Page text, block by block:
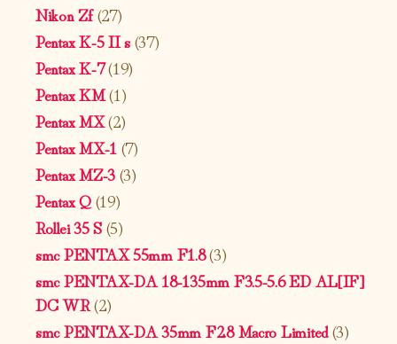
Nikon Zf(27)
Pentax K-5 II s(37)
Pentax K-7(19)
Pentax KM(1)
Pentax MX(2)
Pentax MX-1 (7)
Pentax MZ-3(3)
Pentax Q(19)
Rollei 35 S(5)
smc PENTAX 55mm F1.8(3)
smc PENTAX-DA 18-135mm F3.5-5.6 ED AL[IF]
DC WR(2)
smc PENTAX-DA 35mm F2.8 Macro Limited(3)